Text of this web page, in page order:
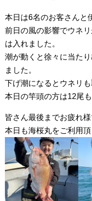
本日は6名のお客さんと
前日の風の影響でウネ
は入れました。
潮が動くと徐々に当た
ました。
下げ潮になるとウネリ
本日の竿頭の方は12尾
皆さん最後までお疲れ様
本日も海桜丸をご利用